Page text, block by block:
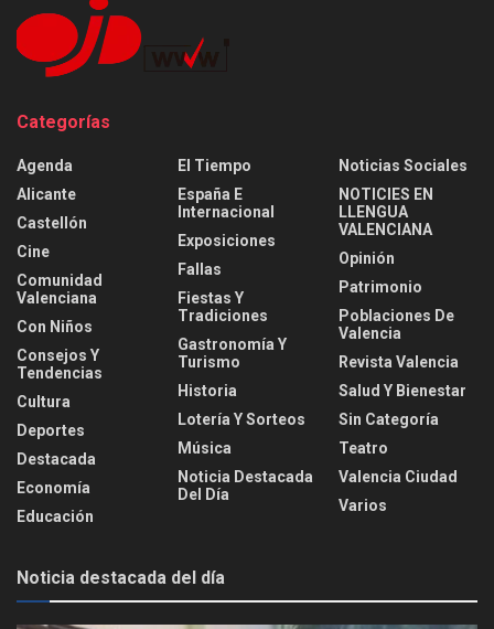
Categorías
Agenda
Alicante
Castellón
Cine
Comunidad
Valenciana
Con Niños
Consejos Y
Tendencias
Cultura
Deportes
Destacada
Economía
Educación
El Tiempo
España E
Internacional
Exposiciones
Fallas
Fiestas Y
Tradiciones
Gastronomía Y
Turismo
Historia
Lotería Y Sorteos
Música
Noticia Destacada
Del Día
Noticias Sociales
NOTICIES EN
LLENGUA
VALENCIANA
Opinión
Patrimonio
Poblaciones De
Valencia
Revista Valencia
Salud Y Bienestar
Sin Categoría
Teatro
Valencia Ciudad
Varios
Noticia destacada del día